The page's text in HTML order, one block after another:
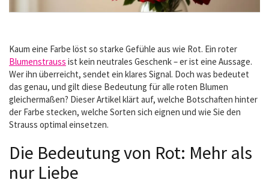
Kaum eine Farbe löst so starke Gefühle aus wie Rot. Ein roter
Blumenstrauss ist kein neutrales Geschenk – er ist eine Aussage.
Wer ihn überreicht, sendet ein klares Signal. Doch was bedeutet
das genau, und gilt diese Bedeutung für alle roten Blumen
gleichermaßen? Dieser Artikel klärt auf, welche Botschaften hinter
der Farbe stecken, welche Sorten sich eignen und wie Sie den
Strauss optimal einsetzen.
Die Bedeutung von Rot: Mehr als
nur Liebe